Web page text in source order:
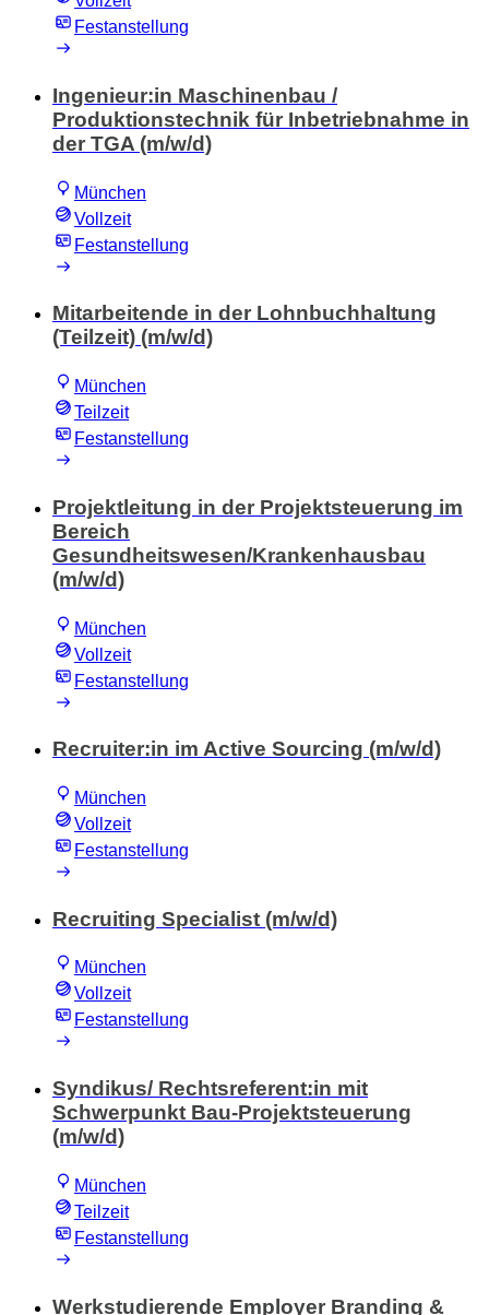
Festanstellung
Ingenieur:in Maschinenbau /
Produktionstechnik für Inbetriebnahme in
der TGA (m/w/d)
München
Vollzeit
Festanstellung
Mitarbeitende in der Lohnbuchhaltung
(Teilzeit) (m/w/d)
München
Teilzeit
Festanstellung
Projektleitung in der Projektsteuerung im
Bereich
Gesundheitswesen/Krankenhausbau
(m/w/d)
München
Vollzeit
Festanstellung
Recruiter:in im Active Sourcing (m/w/d)
München
Vollzeit
Festanstellung
Recruiting Specialist (m/w/d)
München
Vollzeit
Festanstellung
Syndikus/ Rechtsreferent:in mit
Schwerpunkt Bau-Projektsteuerung
(m/w/d)
München
Teilzeit
Festanstellung
Werkstudierende Employer Branding &